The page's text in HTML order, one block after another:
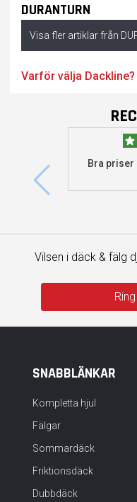
DURANTURN
Visa fler artiklar från
Varför välja Dackline?
Bra priser
Vilsen i däck & fälg
SNABBLÄNKAR
Kompletta hjul
Fälgar
Sommardäck
Friktionsdäck
Dubbdäck